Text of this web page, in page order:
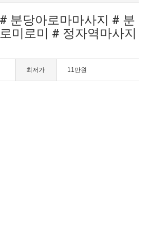
분당아로마마사지 # 분
미로미 # 정자역마사지
최저가 11만원